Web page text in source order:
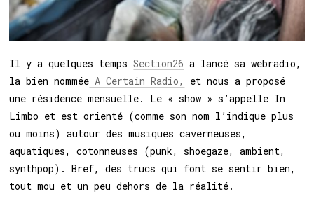
Il y a quelques tempsSection26 a lancé sa webradio,
la bien nommée A Certain Radio,
et nous a proposé
une résidence mensuelle. Le « show » s’appelle In
Limbo et est orienté (comme son nom l’indique plus
ou moins) autour des musiques caverneuses,
aquatiques, cotonneuses (punk, shoegaze, ambient,
synthpop). Bref, des trucs qui font se sentir bien,
tout mou et un peu dehors de la réalité.